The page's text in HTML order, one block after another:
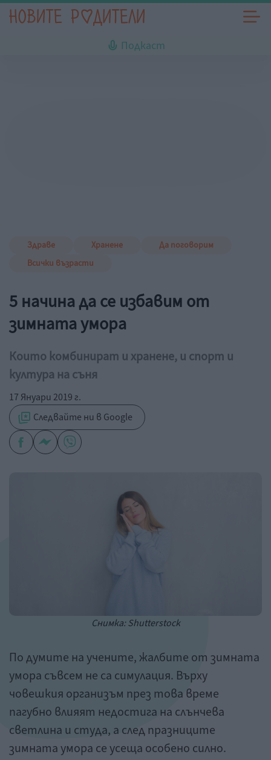
Подкаст
Здраве Хранене
Да поговорим
Всички възрасти
5 начина да се избавим от
зимната умора
Които комбинират и хранене, и спорт и
култура на съня
17 Януари 2019 г.
Следвайте ни в Google
Снимка: Shutterstock
По думите на учените, жалбите от зимната
умора съвсем не са симулация. Върху
човешкия организъм през това време
пагубно влияят недостига на слънчева
светлина и студа, а след празниците
зимната умора се усеща особено силно.